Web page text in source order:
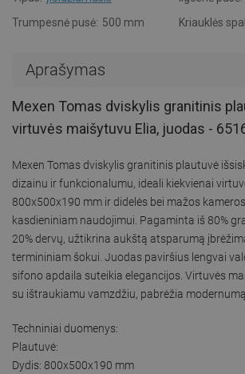
Trumpesnė pusė: 500 mm Kriauklės
Aprašymas
Mexen Tomas dviskylis granitinis
virtuvės maišytuvu Elia, juodas -
Mexen Tomas dviskylis granitinis plautuvė
dizainu ir funkcionalumu, ideali kiekvienai
800x500x190 mm ir didelės bei mažos
kasdieniniam naudojimui. Pagaminta iš 80%
20% dervų, užtikrina aukštą atsparumą
termininiam šokui. Juodas paviršius lengvai
sifono apdaila suteikia elegancijos. Virtuvės
su ištraukiamu vamzdžiu, pabrėžia modernumą.
Techniniai duomenys:
Plautuvė:
Dydis: 800x500x190 mm